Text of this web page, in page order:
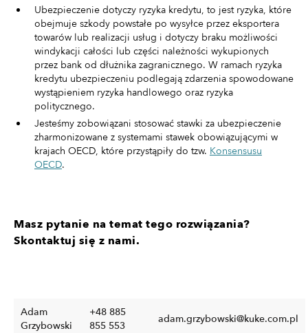
Ubezpieczenie dotyczy ryzyka kredytu, to jest ryzyka, które
obejmuje szkody powstałe po wysyłce przez eksportera
towarów lub realizacji usług i dotyczy braku możliwości
windykacji całości lub części należności wykupionych
przez bank od dłużnika zagranicznego. W ramach ryzyka
kredytu ubezpieczeniu podlegają zdarzenia spowodowane
wystąpieniem ryzyka handlowego oraz ryzyka
politycznego.
Jesteśmy zobowiązani stosować stawki za ubezpieczenie
zharmonizowane z systemami stawek obowiązującymi w
krajach OECD, które przystąpiły do tzw. Konsensusu
OECD.
Masz pytanie na temat tego rozwiązania?
Skontaktuj się z nami.
Adam
Grzybowski
+48 885
855 553
adam.grzybowski@kuke.com.pl